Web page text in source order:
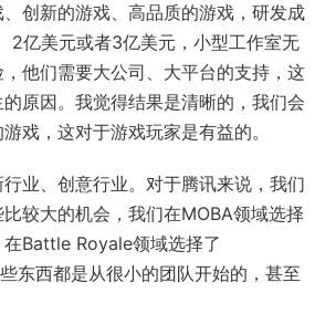
创新的游戏、高品质的游戏，研发成
2亿美元或者3亿美元，小型工作室无
他们需要大公司、大平台的支持，这
原因。我觉得结果是清晰的，我们会
戏，这对于游戏玩家是有益的。
业、创意行业。对于腾讯来说，我们
较大的机会，我们在MOBA领域选择
Battle Royale领域选择了
些东西都是从很小的团队开始的，甚至